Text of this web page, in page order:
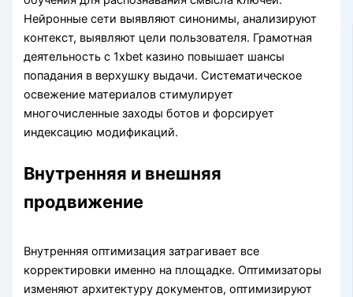
Нейронные сети выявляют синонимы, анализируют
контекст, выявляют цели пользователя. Грамотная
деятельность с 1xbet казино повышает шансы
попадания в верхушку выдачи. Систематическое
освежение материалов стимулирует
многочисленные заходы ботов и форсирует
индексацию модификаций.
Внутренняя и внешняя
продвижение
Внутренняя оптимизация затрагивает все
корректировки именно на площадке. Оптимизаторы
изменяют архитектуру документов, оптимизируют